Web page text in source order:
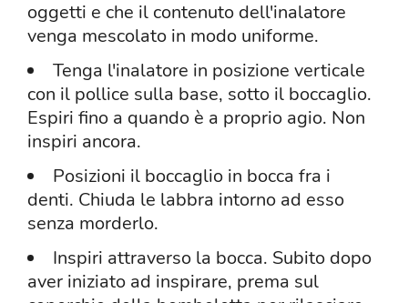
oggetti e che il contenuto dell'inalatore
venga mescolato in modo uniforme.
Tenga l'inalatore in posizione verticale
con il pollice sulla base, sotto il boccaglio.
Espiri fino a quando è a proprio agio. Non
inspiri ancora.
Posizioni il boccaglio in bocca fra i
denti. Chiuda le labbra intorno ad esso
senza morderlo.
Inspiri attraverso la bocca. Subito dopo
aver iniziato ad inspirare, prema sul